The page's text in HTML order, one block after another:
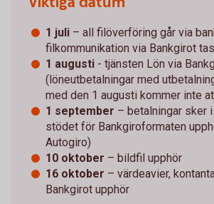
1 juli – all filöverföring går via
filkommunikation via Bankgirot
1 augusti - tjänsten Lön via
(löneutbetalningar med
med den 1 augusti kommer inte
1 september – betalningar sker
stödet för Bankgiroformaten
Autogiro)
10 oktober – bildfil upphör
16 oktober – värdeavier,
Bankgirot upphör